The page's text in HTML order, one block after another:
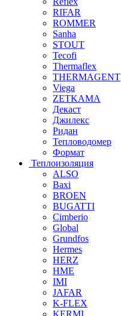
RIFAR
ROMMER
Sanha
STOUT
Tecofi
Thermaflex
THERMAGENT
Viega
ZETKAMA
Декаст
Джилекс
Ридан
Тепловодомер
Формат
Теплоизоляция
ALSO
Baxi
BROEN
BUGATTI
Cimberio
Global
Grundfos
Hermes
HERZ
HME
IMI
JAFAR
K-FLEX
KERMI